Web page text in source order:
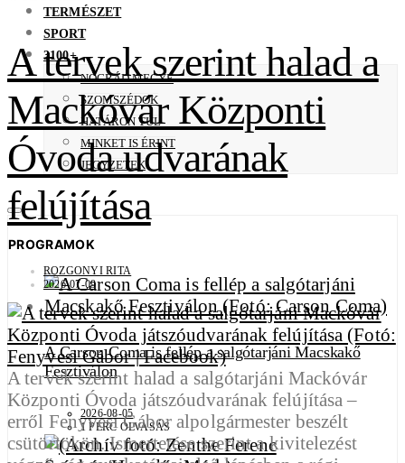
TERMÉSZET
SPORT
3100+
NÓGRÁD MEGYE
SZOMSZÉDOK
HATÁRON TÚL
MINKET IS ÉRINT
JEGYZETEK
PROGRAMOK
A Carson Coma is fellép a salgótarjáni Macskakő
Fesztiválon
2026-08-05
1 PERC OLVASÁS
A tervek szerint halad a
Mackóvár Központi
Óvoda udvarának
felújítása
ROZGONYI RITA
2026-07-09
A tervek szerint halad a salgótarjáni Mackóvár
Központi Óvoda játszóudvarának felújítása –
erről Fenyvesi Gábor alpolgármester beszélt
csütörtökön. Ismertetése szerint a kivitelezést